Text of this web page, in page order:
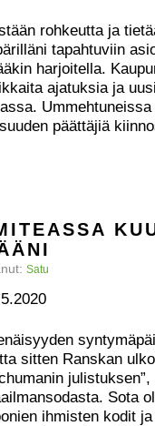
rohkeutta ja
tapahtuviin
harjoitella.
ajatuksia ja
päättäjiä
Satu
sitten Ranskan
Sota
ihmisten kodit